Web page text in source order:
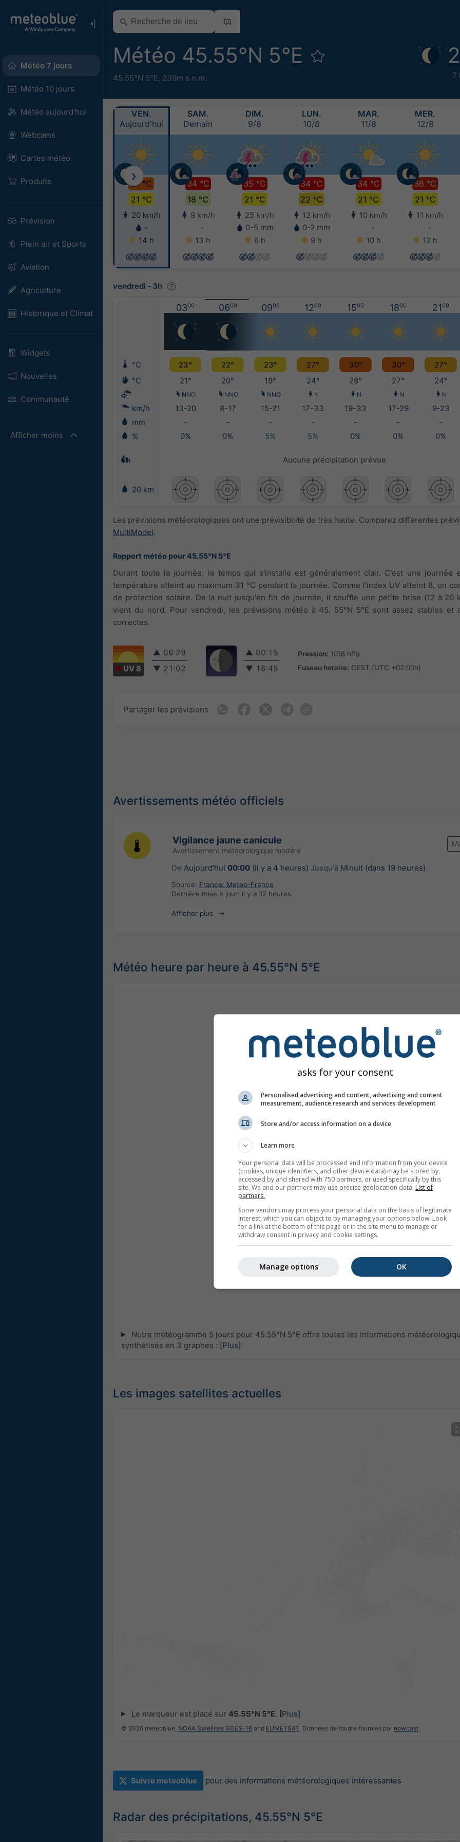
Météo 7 jours
Météo 10 jours
Météo aujourd'hui
Webcams
Cartes météo
Produits
Prévision
Plein air et Sports
Aviation
Agriculture
Historique et Climat
Widgets
Nouvelles
Communauté
Afficher moins
Météo 45.55°N 5°E
45.55°N 5°E, 239m s.n.m. 7
VEN.
Aujourd'hui
31 °C
21 °C
20 km/h
-
14 h
SAM.
Demain
34 °C
18 °C
9 km/h
-
13 h
DIM.
9/8
35 °C
21 °C
25 km/h
0-5 mm
6 h
LUN.
10/8
34 °C
22 °C
12 km/h
0-2 mm
9 h
MAR.
11/8
34 °C
21 °C
10 km/h
-
10 h
MER.
12/8
36 °C
21 °C
11 km/h
-
12 h
❯
vendredi - 3h
0300 0600 0900 1200 1500 1800 2100
°C 23° 22° 23° 27° 30° 30°
27°
°C
21° 20° 19° 24° 28° 27° 24°
NNO NNO NNO N N N N
km/h 13-20 8-17 15-21 17-33 19-33 17-29
9-23
mm
- - - - - -
-
%
0% 0% 5% 5% 0% 0% 0%
Aucune précipitation prévue
20 km
Les prévisions météorologiques ont une prévisibilité de très haute. Comparez différentes
MultiModel.
Rapport météo pour 45.55°N 5°E
Durant toute la journée, le temps qui s'installe est généralement clair. C'est une journée
température atteint au maximum 31 °C pendant la journée. Comme l'index UV atteint 8, on
de protection solaire. De la nuit jusqu'en fin de journée, il souffle une petite brise (12 à 20
vient du nord. Pour vendredi, les prévisions météo à 45. 55°N 5°E sont assez stables et
correctes.
UV 8
▲ 06:29
▼ 21:02
▲ 00:15
▼ 16:45
Pression: 1018 hPa
Fuseau horaire: CEST (UTC +02:00h)
Partager les prévisions
Avertissements météo officiels
Vigilance jaune canicule
Avertissement météorologique modéré
De Aujourd'hui 00:00(il y a 4 heures) Jusqu'à Minuit (dans 19 heures)
Source: France: Meteo-France
Dernière mise à jour: il y a 12 heures
Afficher plus
Météo heure par heure à 45.55°N 5°E
Notre météogramme 5 jours pour 45.55°N 5°E offre toutes les informations
synthétisés en 3 graphes : [Plus]
Les images satellites actuelles
Le marqueur est placé sur 45.55°N 5°E. [Plus]
© 2026 meteoblue, NOAA Satellites GOES-16 and EUMETSAT. Données de foudre fournies par nowcast.
Suivre meteoblue pour des informations météorologiques intéressantes
Radar des précipitations, 45.55°N 5°E
asks for your consent
Personalised advertising and content, advertising and content
measurement, audience research and services development
Store and/or access information on a device
Learn more
Your personal data will be processed and information from your device
(cookies, unique identifiers, and other device data) may be stored by,
accessed by and shared with 750 partners, or used specifically by this
site. We and our partners may use precise geolocation data. List of
partners.
Some vendors may process your personal data on the basis of legitimate
interest, which you can object to by managing your options below. Look
for a link at the bottom of this page or in the site menu to manage or
withdraw consent in privacy and cookie settings.
OK
Manage options